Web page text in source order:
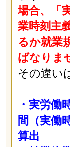
場合、「
業時刻主
るか就業
ばなりま
その違い
・実労働
間（実働
算出